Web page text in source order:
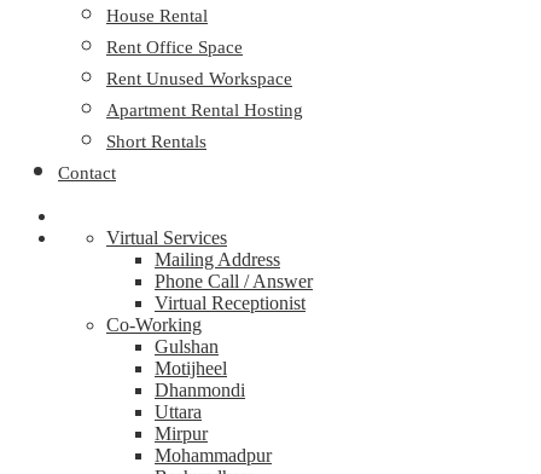
House Rental
Rent Office Space
Rent Unused Workspace
Apartment Rental Hosting
Short Rentals
Contact
Virtual Services
Mailing Address
Phone Call / Answer
Virtual Receptionist
Co-Working
Gulshan
Motijheel
Dhanmondi
Uttara
Mirpur
Mohammadpur